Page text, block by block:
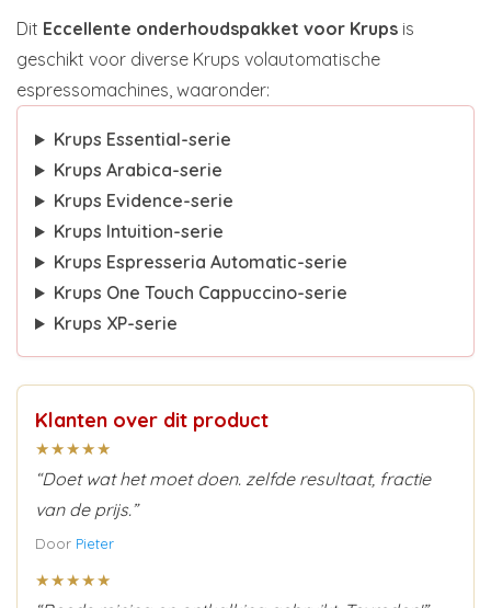
Dit Eccellente onderhoudspakket voor Krups is
geschikt voor diverse Krups volautomatische
espressomachines, waaronder:
Krups Essential-serie
Krups Arabica-serie
Krups Evidence-serie
Krups Intuition-serie
Krups Espresseria Automatic-serie
Krups One Touch Cappuccino-serie
Krups XP-serie
Klanten over dit product
★★★★★
“Doet wat het moet doen. zelfde resultaat, fractie
van de prijs.”
Door Pieter
★★★★★